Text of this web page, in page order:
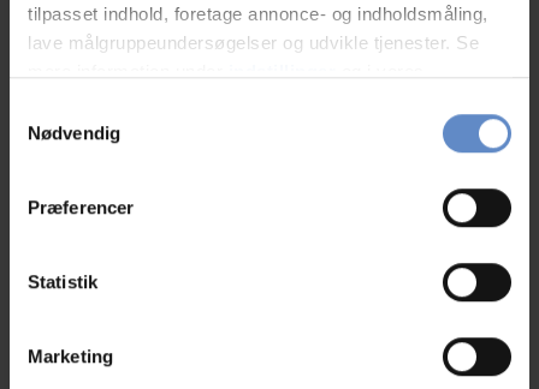
tilpasset indhold, foretage annonce- og indholdsmåling,
lave målgruppeundersøgelser og udvikle tjenester. Se
tilbage eller ændre indstillinger fra vores
"Cookiedeklaration", eller ved at trykke på "Privacy
Indsamle præcise oplysninger om din placering,
Identificere din enhed baseret på en scanning af
dens unikke karakteristika (fingerprinting)
Nødvendig
Præferencer
Statistik
Marketing
Klik på kortet herunder for at se Danhostel Vordingborg
på Google Maps